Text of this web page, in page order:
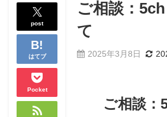
post
はてブ
Pocket
ご相談：
て
2025年3月8日
ご相談：